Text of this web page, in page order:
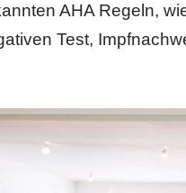
AHA Regeln,
Test,